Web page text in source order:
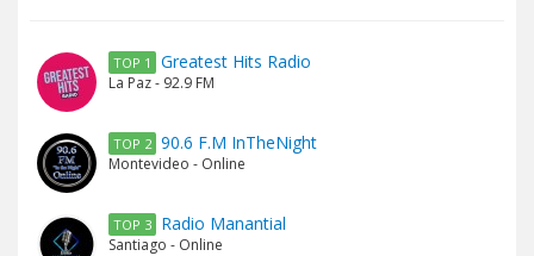
TOP 1 Greatest Hits Radio
La Paz - 92.9 FM
TOP 2 90.6 F.M InTheNight
Montevideo - Online
TOP 3 Radio Manantial
Santiago - Online